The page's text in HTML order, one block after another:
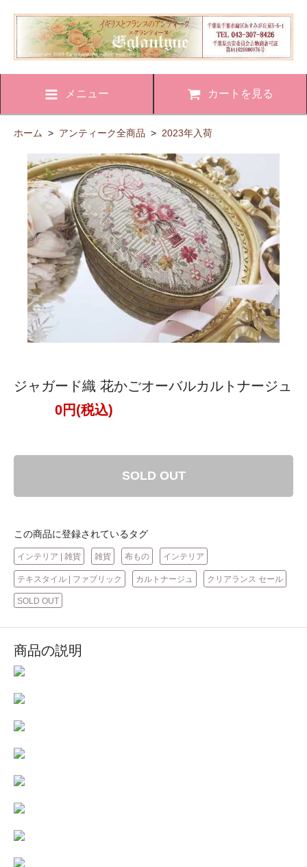
メニュー カートを見る
ホーム > アンティーク全商品 > 2023年入荷
ジャガード織 花かごオーバルカルトナージュ
0円(税込)
SOLD OUT
この商品に登録されているタグ
インテリア | 雑貨 雑貨 布もの インテリア
テキスタイル | ファブリック カルトナージュ クリアランス セール
SOLD OUT
商品の説明